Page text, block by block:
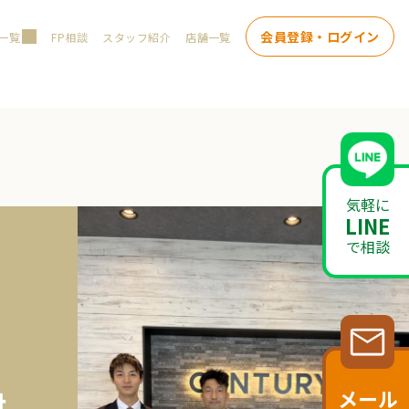
覧 FP相談 スタッフ紹介 店舗一覧 会員登録・ログイン
気軽に
LINE
で相談
メール